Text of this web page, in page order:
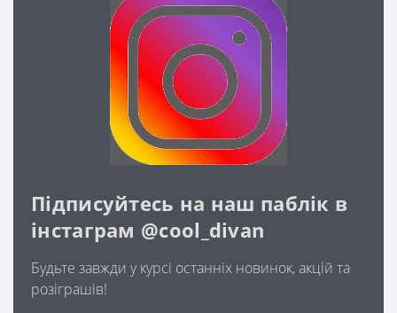
Підписуйтесь на наш паблік в
інстаграм @cool_divan
Будьте завжди у курсі останніх новинок, акцій та
розіграшів!